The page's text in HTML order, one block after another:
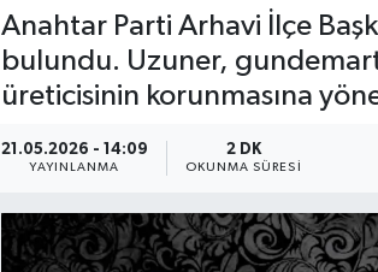
Anahtar Parti Arhavi İlçe
bulundu. Uzuner,
üreticisinin korunmasına
21.05.2026 - 14:09
YAYINLANMA
2 DK
OKUNMA SÜRESI